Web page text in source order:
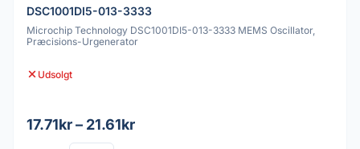
DSC1001DI5-013-3333
Microchip Technology DSC1001DI5-013-3333 MEMS Oscillator,
Præcisions-Urgenerator
Udsolgt
17.71kr – 21.61kr